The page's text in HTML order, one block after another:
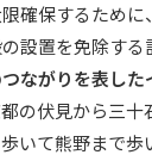
確保するため
設置を免除する
ながりを表した
の伏見から三
いて熊野まで